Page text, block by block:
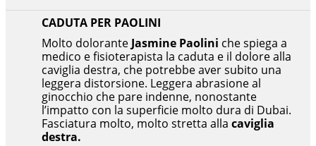
CADUTA PER PAOLINI
Molto dolorante Jasmine Paolini che spiega a
medico e fisioterapista la caduta e il dolore alla
caviglia destra, che potrebbe aver subito una
leggera distorsione. Leggera abrasione al
ginocchio che pare indenne, nonostante
l’impatto con la superficie molto dura di Dubai.
Fasciatura molto, molto stretta alla caviglia
destra.